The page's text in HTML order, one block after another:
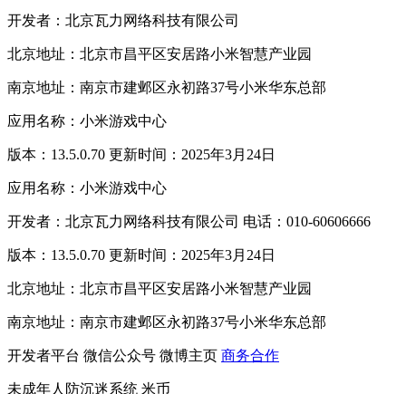
开发者：北京瓦力网络科技有限公司
北京地址：北京市昌平区安居路小米智慧产业园
南京地址：南京市建邺区永初路37号小米华东总部
应用名称：小米游戏中心
版本：13.5.0.70 更新时间：2025年3月24日
应用名称：小米游戏中心
开发者：北京瓦力网络科技有限公司 电话：010-60606666
版本：13.5.0.70 更新时间：2025年3月24日
北京地址：北京市昌平区安居路小米智慧产业园
南京地址：南京市建邺区永初路37号小米华东总部
开发者平台 微信公众号 微博主页 商务合作
未成年人防沉迷系统 米币